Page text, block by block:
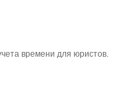
времени для юристов.